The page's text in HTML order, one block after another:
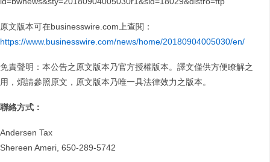
原文版本可在businesswire.com上查閱：
https://www.businesswire.com/news/home/20180904005030/en/
免責聲明：本公告之原文版本乃官方授權版本。譯文僅供方便瞭解之
用，煩請參照原文，原文版本乃唯一具法律效力之版本。
聯絡方式：
Andersen Tax
Shereen Ameri, 650-289-5742